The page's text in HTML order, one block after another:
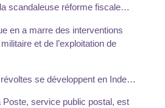
scandaleuse réforme fiscale…
en a marre des interventions
et de l’exploitation de
se développent en Inde…
Poste, service public postal, est